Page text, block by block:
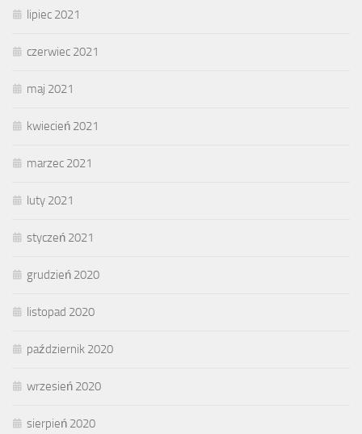
lipiec 2021
czerwiec 2021
maj 2021
kwiecień 2021
marzec 2021
luty 2021
styczeń 2021
grudzień 2020
listopad 2020
październik 2020
wrzesień 2020
sierpień 2020